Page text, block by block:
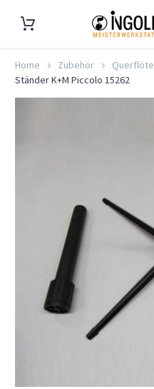
Home Zubehör Querflöte
Ständer K+M Piccolo 15262